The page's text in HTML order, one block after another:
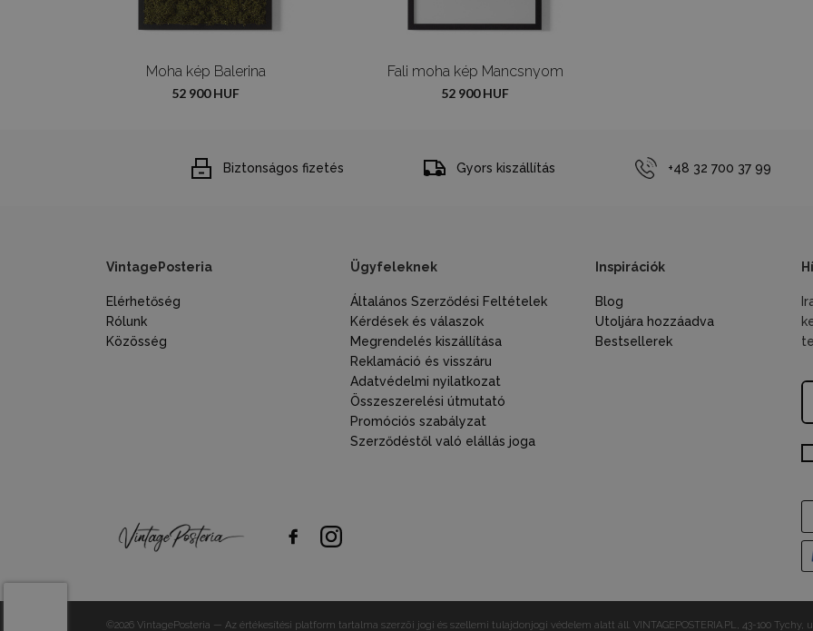
Moha kép Balerina
52 900 HUF
Fali moha kép Mancsnyom
52 900 HUF
Biztonságos fizetés Gyors kiszállítás +48 32 700 37 99
VintagePosteria
Elérhetőség
Rólunk
Közösség
Ügyfeleknek
Általános Szerződési Feltételek
Kérdések és válaszok
Megrendelés kiszállítása
Reklamáció és visszáru
Adatvédelmi nyilatkozat
Összeszerelési útmutató
Promóciós szabályzat
Szerződéstől való elállás joga
Inspirációk
Blog
Utoljára hozzáadva
Bestsellerek
©2026 VintagePosteria — Az értékesítési platform tartalma szerzői jogi és szellemi tulajdonjogi védelem alatt áll. VINTAGEPOSTERIA.PL, 43-100 Tychy,